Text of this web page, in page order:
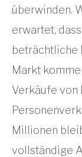
überwinden.
erwartet,
beträchtliche
Markt
Verkäufe von
Millionen
vollständige